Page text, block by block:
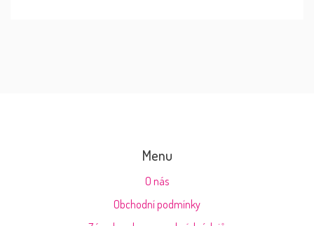
Menu
O nás
Obchodní podmínky